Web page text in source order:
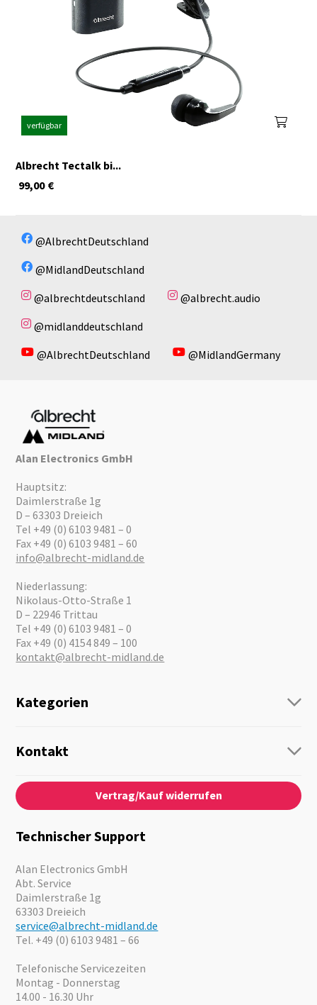
verfügbar
Albrecht Tectalk bi...
€
99,00
@AlbrechtDeutschland
@MidlandDeutschland
@albrechtdeutschland
@albrecht.audio
@midlanddeutschland
@AlbrechtDeutschland
@MidlandGermany
Alan Electronics GmbH
Hauptsitz:
Daimlerstraße 1g
D – 63303 Dreieich
Tel +49 (0) 6103 9481 – 0
Fax +49 (0) 6103 9481 – 60
info@albrecht-midland.de
Niederlassung:
Nikolaus-Otto-Straße 1
D – 22946 Trittau
Tel +49 (0) 6103 9481 – 0
Fax +49 (0) 4154 849 – 100
kontakt@albrecht-midland.de
Kategorien
Personenführung
Audio
Notfallvorsorge
Motorrad
Angebote
Kontakt
Kontaktformular
Über Uns
News
Karriere
Kataloge
Vertrag/Kauf widerrufen
Technischer Support
Alan Electronics GmbH
Abt. Service
Daimlerstraße 1g
63303 Dreieich
service@albrecht-midland.de
Tel. +49 (0) 6103 9481 – 66
Telefonische Servicezeiten
Montag - Donnerstag
14.00 - 16.30 Uhr